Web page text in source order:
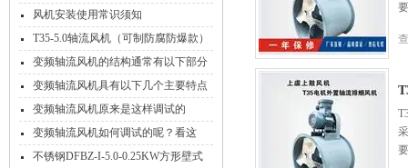
风机安装使用常识须知
T35-5.0轴流风机（可制防腐防爆款）
变频轴流风机的结构通常有以下部分
组成
变频轴流风机具有以下几个主要特点
变频轴流风机原来是这样调试的
变频轴流风机如何调试的呢？看这
里！
不锈钢DFBZ-I-5.0-0.25KW方形壁式